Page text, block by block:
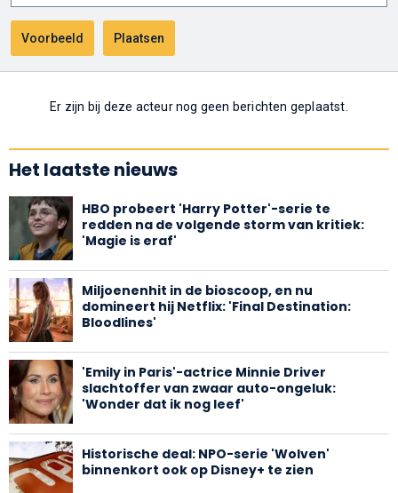
Er zijn bij deze acteur nog geen berichten geplaatst.
Het laatste nieuws
HBO probeert 'Harry Potter'-serie te
redden na de volgende storm van kritiek:
'Magie is eraf'
Miljoenenhit in de bioscoop, en nu
domineert hij Netflix: 'Final Destination:
Bloodlines'
'Emily in Paris'-actrice Minnie Driver
slachtoffer van zwaar auto-ongeluk:
'Wonder dat ik nog leef'
Historische deal: NPO-serie 'Wolven'
binnenkort ook op Disney+ te zien